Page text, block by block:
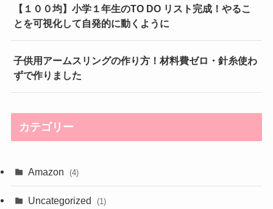
【１００均】小学１年生のTO DO リスト完成！やるこ
とを可視化して自発的に動くように
子供用アームスリングの作り方！材料費ゼロ・針糸使わ
ずで作りました
カテゴリー
Amazon (4)
Uncategorized (1)